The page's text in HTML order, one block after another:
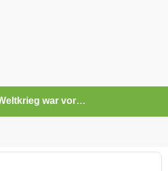
Der Weltkrieg war vor deiner Tür